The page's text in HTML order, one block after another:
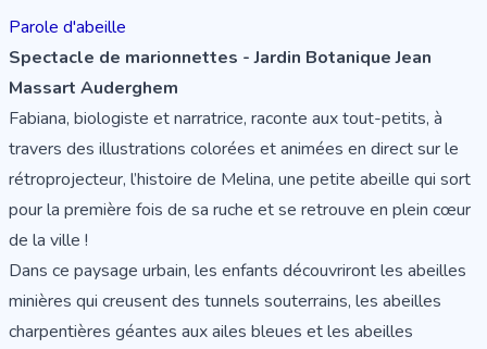
Parole d'abeille
Spectacle de marionnettes - Jardin Botanique Jean
Massart Auderghem
Fabiana, biologiste et narratrice, raconte aux tout-petits, à
travers des illustrations colorées et animées en direct sur le
rétroprojecteur, l’histoire de Melina, une petite abeille qui sort
pour la première fois de sa ruche et se retrouve en plein cœur
de la ville !
Dans ce paysage urbain, les enfants découvriront les abeilles
minières qui creusent des tunnels souterrains, les abeilles
charpentières géantes aux ailes bleues et les abeilles